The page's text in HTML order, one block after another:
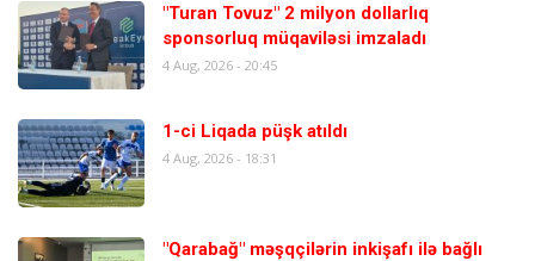
"Turan Tovuz" 2 milyon dollarlıq
sponsorluq müqaviləsi imzaladı
4 Aug, 2026 - 20:45
1-ci Liqada püşk atıldı
4 Aug, 2026 - 18:31
"Qarabağ" məşqçilərin inkişafı ilə bağlı